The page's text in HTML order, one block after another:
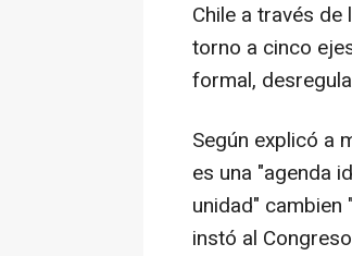
Chile a través
torno a cinco
formal,
Según explicó a
es una "agenda
unidad"
instó al